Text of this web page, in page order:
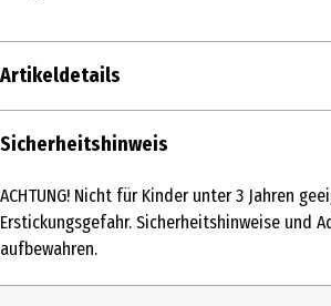
Artikeldetails
Inhalt
Produkttyp
Kleinspielzeug
Altersempfehlung ab
Sicherheitshinweis
ACHTUNG! Nicht für Kinder unter 3 Jahren
Erstickungsgefahr. Sicherheitshinweise und
aufbewahren.